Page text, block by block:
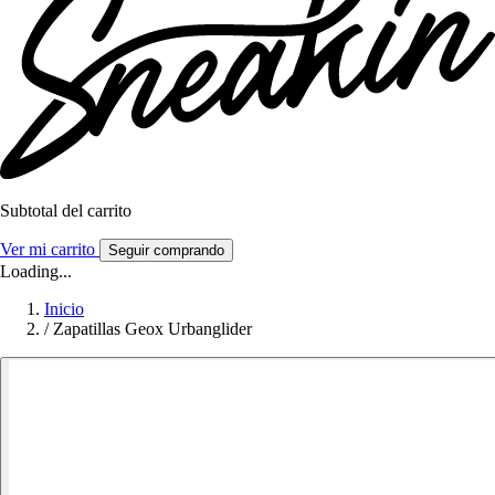
Subtotal del carrito
Ver mi carrito Seguir comprando
Loading...
Inicio
/ Zapatillas Geox Urbanglider